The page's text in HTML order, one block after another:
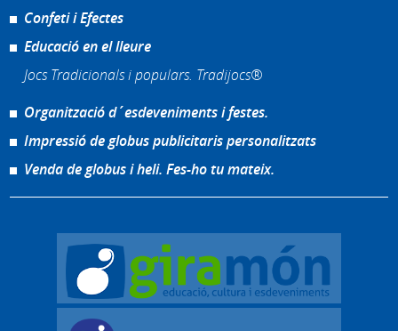
Confeti i Efectes
Educació en el lleure
Jocs Tradicionals i populars. Tradijocs®
Organització d´esdeveniments i festes.
Impressió de globus publicitaris personalitzats
Venda de globus i heli. Fes-ho tu mateix.